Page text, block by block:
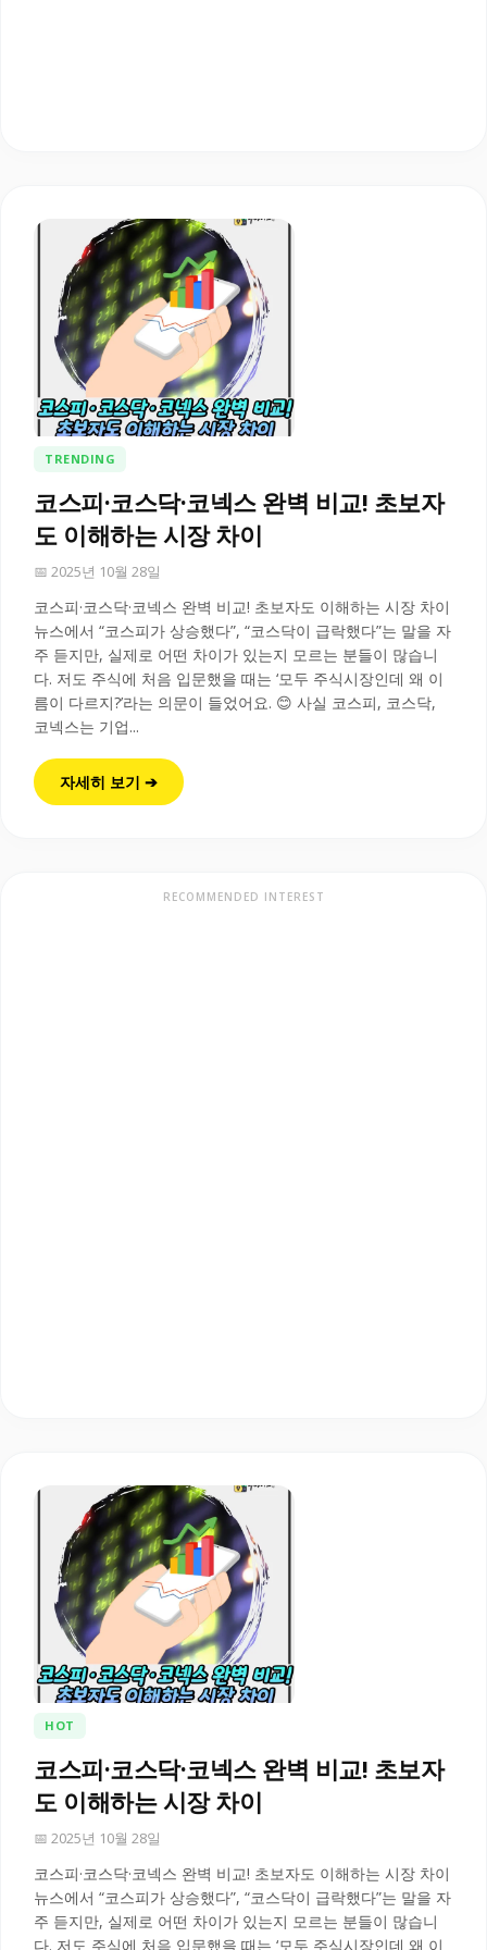
TRENDING
코스피·코스닥·코넥스 완벽 비교! 초보자
도 이해하는 시장 차이
📅 2025년 10월 28일
코스피·코스닥·코넥스 완벽 비교! 초보자도 이해하는 시장 차이
뉴스에서 “코스피가 상승했다”, “코스닥이 급락했다”는 말을 자
주 듣지만, 실제로 어떤 차이가 있는지 모르는 분들이 많습니
다. 저도 주식에 처음 입문했을 때는 ‘모두 주식시장인데 왜 이
름이 다르지?’라는 의문이 들었어요. 😊 사실 코스피, 코스닥,
코넥스는 기업...
자세히 보기 ➔
RECOMMENDED INTEREST
HOT
코스피·코스닥·코넥스 완벽 비교! 초보자
도 이해하는 시장 차이
📅 2025년 10월 28일
코스피·코스닥·코넥스 완벽 비교! 초보자도 이해하는 시장 차이
뉴스에서 “코스피가 상승했다”, “코스닥이 급락했다”는 말을 자
주 듣지만, 실제로 어떤 차이가 있는지 모르는 분들이 많습니
다. 저도 주식에 처음 입문했을 때는 ‘모두 주식시장인데 왜 이